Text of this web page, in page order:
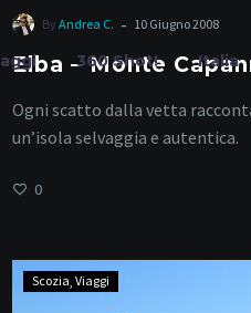
360 Shot! Italia
By Andrea C. - 10 Giugno 2008
Elba – Monte
Ogni scatto dalla vetta
un’isola selvaggia e autentica.
0
Scozia Viaggi